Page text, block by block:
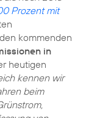
Prozent mit
kommenden
in
heutigen
kennen wir
beim